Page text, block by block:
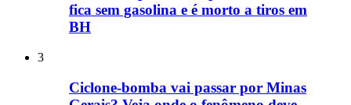
fica sem gasolina e é morto a tiros em
BH
3
Ciclone-bomba vai passar por Minas